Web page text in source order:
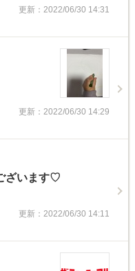
更新：2022/06/30 14:31
更新：2022/06/30 14:29
ざいます♡
更新：2022/06/30 14:11